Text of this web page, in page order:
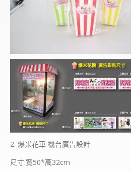
2. 爆米花車 機台廣告設計
尺寸:寬50*高32cm